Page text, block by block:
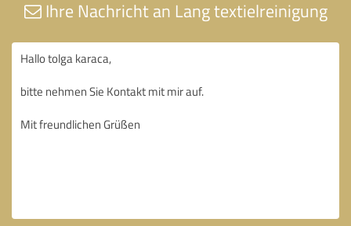
Ihre Nachricht an Lang textielreinigung